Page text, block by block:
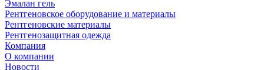
Эмалан гель
Рентгеновское оборудование и материалы
Рентгеновские материалы
Рентгенозащитная одежда
Компания
О компании
Новости